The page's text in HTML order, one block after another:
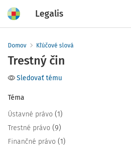
Legalis
Domov Kľúčové slová
Trestný čin
Sledovať tému
Téma
Ústavné právo (1)
Trestné právo (9)
Finančné právo (1)